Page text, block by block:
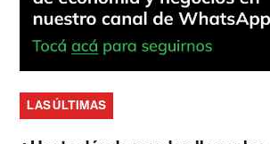
LAS ÚLTIMAS